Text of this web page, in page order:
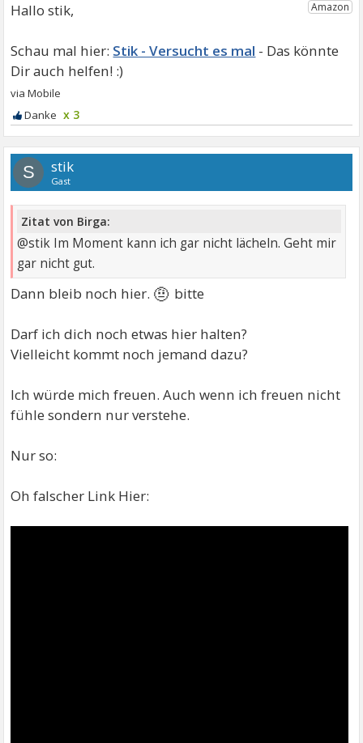
Hallo stik,
Stik - Versucht es mal
x 3
S stik
Gast
Zitat von Birga:
@stik Im Moment kann ich gar nicht lächeln. Geht mir
gar nicht gut.
Dann bleib noch hier. 🤨 bitte
Darf ich dich noch etwas hier halten?
Vielleicht kommt noch jemand dazu?
Ich würde mich freuen. Auch wenn ich freuen nicht
fühle sondern nur verstehe.
Nur so:
Oh falscher Link Hier: